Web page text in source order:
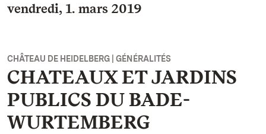
vendredi, 1. mars 2019
CHÂTEAU DE HEIDELBERG | GÉNÉRALITÉS
CHATEAUX ET JARDINS
PUBLICS DU BADE-
WURTEMBERG